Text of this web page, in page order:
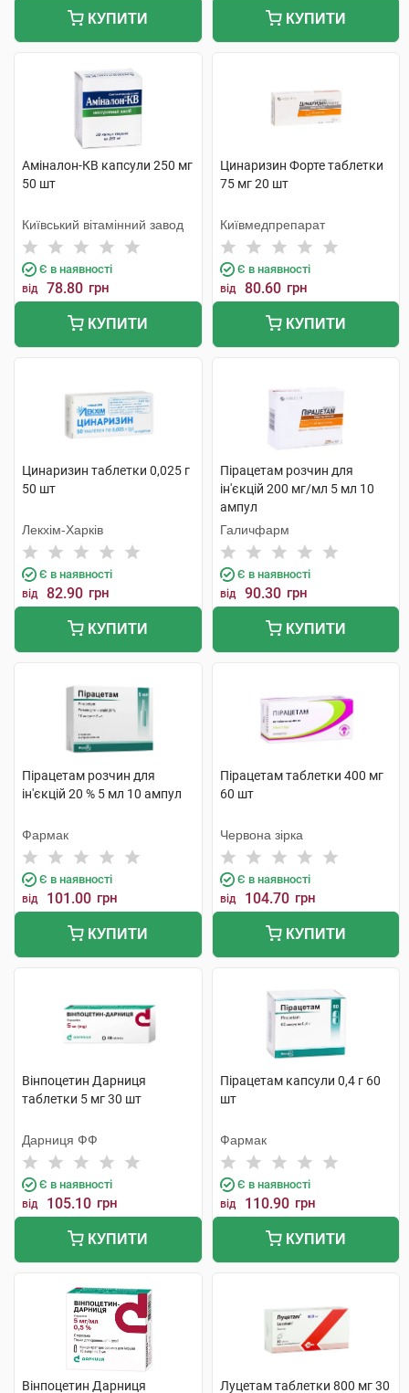
КУПИТИ КУПИТИ
Аміналон-КВ капсули 250 мг
50 шт
Київський вітамінний завод
Є в наявності
від 78.80 грн
КУПИТИ
Цинаризин Форте таблетки
75 мг 20 шт
Київмедпрепарат
Є в наявності
від 80.60 грн
КУПИТИ
Цинаризин таблетки 0,025 г
50 шт
Лекхім-Харків
Є в наявності
від 82.90 грн
КУПИТИ
Пірацетам розчин для
ін'єкцій 200 мг/мл 5 мл 10
ампул
Галичфарм
Є в наявності
від 90.30 грн
КУПИТИ
Пірацетам розчин для
ін'єкцій 20 % 5 мл 10 ампул
Фармак
Є в наявності
від 101.00 грн
КУПИТИ
Пірацетам таблетки 400 мг
60 шт
Червона зірка
Є в наявності
від 104.70 грн
КУПИТИ
Вінпоцетин Дарниця
таблетки 5 мг 30 шт
Дарниця ФФ
Є в наявності
від 105.10 грн
КУПИТИ
Пірацетам капсули 0,4 г 60
шт
Фармак
Є в наявності
від 110.90 грн
КУПИТИ
Вінпоцетин Дарниця Луцетам таблетки 800 мг 30